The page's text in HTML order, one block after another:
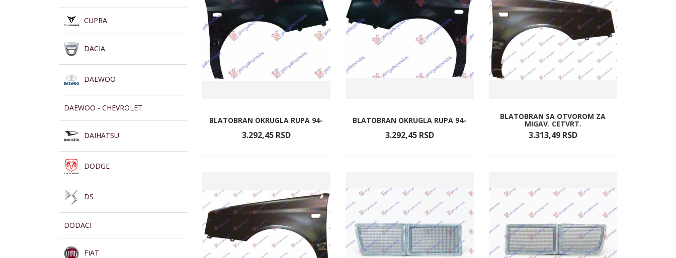
CUPRA
DACIA
DAEWOO
DAEWOO - CHEVROLET
DAIHATSU
DODGE
DS
DODACI
FIAT
BLATOBRAN OKRUGLA RUPA 94-
3.292,45 RSD
BLATOBRAN OKRUGLA RUPA 94-
3.292,45 RSD
BLATOBRAN SA OTVOROM ZA
MIGAV. CETVRT.
3.313,49 RSD